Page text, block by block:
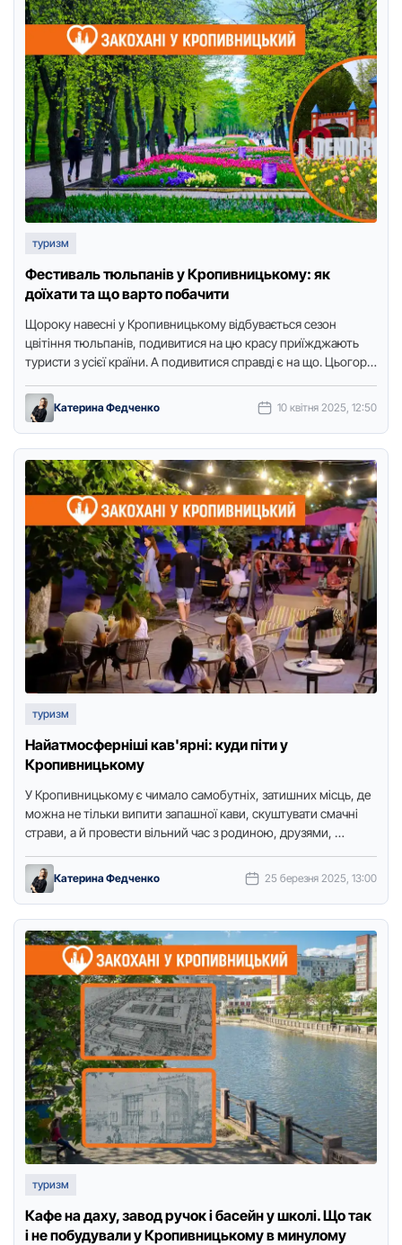
туризм
Фестиваль тюльпанів у Кропивницькому: як
доїхати та що варто побачити
Щоpоку навесні у Кpопивницькому відбувається сезон
цвітіння тюльпанів, подивитися на цю кpасу пpиїжджають
туpисти з усієї кpаїни. А подивитися спpавді є на що. Цьогоpіч
Катерина Федченко 10 квітня 2025, 12:50
туризм
Найатмосферніші кав'ярні: куди піти у
Кропивницькому
У Кропивницькому є чимало самобутніх, затишних місць, де
можна не тільки випити запашної кави, скуштувати смачні
страви, а й провести вільний час з родиною, друзями, …
Катерина Федченко 25 березня 2025, 13:00
туризм
Кафе на даху, завод ручок і басейн у школі. Що так
і не побудували у Кропивницькому в минулому